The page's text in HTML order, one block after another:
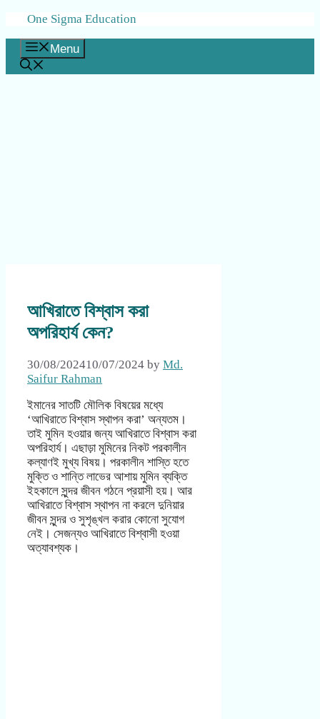
Skip
content
One Sigma Education
Menu
আখিরাতে বিশ্বাস করা
অপরিহার্য কেন?
30/08/202410/07/2024 by Md.
Saifur Rahman
ইমানের সাতটি মৌলিক বিষয়ের মধ্যে
‘আখিরাতে বিশ্বাস স্থাপন করা’ অন্যতম।
তাই মুমিন হওয়ার জন্য আখিরাতে বিশ্বাস করা
অপরিহার্য। এছাড়া মুমিনের নিকট পরকালীন
কল্যাণই মুখ্য বিষয়। পরকালীন শাস্তি হতে
মুক্তি ও শান্তি লাভের আশায় মুমিন ব্যক্তি
ইহকালে সুন্দর জীবন গঠনে প্রয়াসী হয়। আর
আখিরাতে বিশ্বাস স্থাপন না করলে দুনিয়ার
জীবন সুন্দর ও সুশৃঙ্খল করার কোনো সুযোগ
নেই। সেজন্যও আখিরাতে বিশ্বাসী হওয়া
অত্যাবশ্যক।